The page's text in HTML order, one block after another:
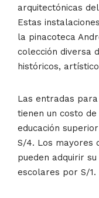
arquitectónicas
Estas
la pinacoteca
colección diversa
históricos,
Las entradas
tienen un costo
educación
S/4. Los mayores
pueden adquirir
escolares por S/1.